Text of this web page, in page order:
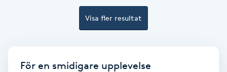
Visa fler resultat
För en smidigare upplevelse